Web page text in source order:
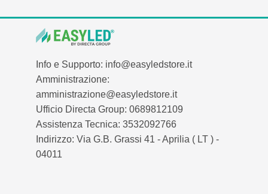
Info e Supporto: info@easyledstore.it
Amministrazione:
amministrazione@easyledstore.it
Ufficio Directa Group: 0689812109
Assistenza Tecnica: 3532092766
Indirizzo: Via G.B. Grassi 41 - Aprilia ( LT ) -
04011